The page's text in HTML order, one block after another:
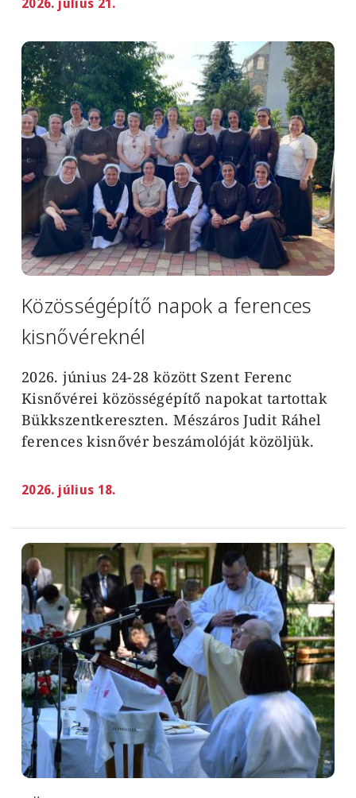
Image
Közösségépítő napok a ferences
kisnővéreknél
2026. június 24-28 között Szent Ferenc
Kisnővérei közösségépítő napokat tartottak
Bükkszentkereszten. Mészáros Judit Ráhel
ferences kisnővér beszámolóját közöljük.
2026. július 18.
Image